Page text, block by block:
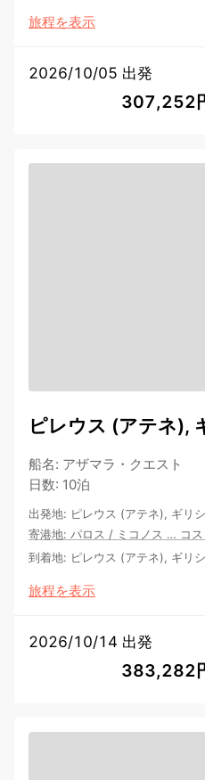
旅程を表示
2026/10/05 出発
307,252
ピレウス (アテネ),
船名: アザマラ・クエスト
日数: 10泊
出発地: ピレウス (アテネ), ギリ
寄港地: パロス / ミコノス … コス
到着地: ピレウス (アテネ), ギリ
旅程を表示
2026/10/14 出発
383,282